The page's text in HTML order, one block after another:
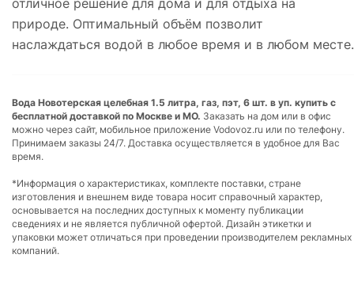
природе. Оптимальный объём позволит
наслаждаться водой в любое время и в любом месте.
Вода Новотерская целебная 1.5 литра, газ, пэт, 6 шт. в уп. купить с
бесплатной доставкой по Москве и МО. Заказать на дом или в офис
можно через сайт, мобильное приложение Vodovoz.ru или по телефону.
Принимаем заказы 24/7. Доставка осуществляется в удобное для Вас
время.
*Информация о характеристиках, комплекте поставки, стране
изготовления и внешнем виде товара носит справочный характер,
основывается на последних доступных к моменту публикации
сведениях и не является публичной офертой. Дизайн этикетки и
упаковки может отличаться при проведении производителем рекламных
компаний.